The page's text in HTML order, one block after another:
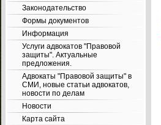
Законодательство
Формы документов
Информация
Услуги адвокатов "Правовой
защиты". Актуальные
предложения.
Адвокаты "Правовой защиты" в
СМИ, новые статьи адвокатов,
новости по делам
Новости
Карта сайта